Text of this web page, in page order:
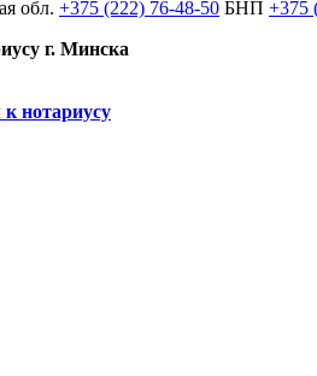
обл. +375 (222) 76-48-50 БНП +375
г. Минска
нотариусу